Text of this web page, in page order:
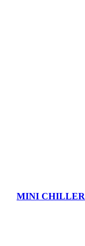
مینی چیلر هوا خنک اسکرال گری | MINI CHILLER